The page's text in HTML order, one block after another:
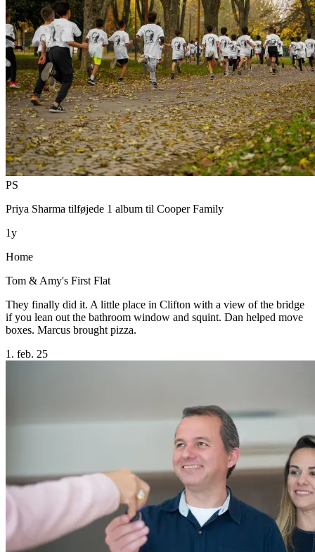
PS
Priya Sharma tilføjede 1 album til Cooper Family
1y
Home
Tom & Amy's First Flat
They finally did it. A little place in Clifton with a view of the bridge
if you lean out the bathroom window and squint. Dan helped move
boxes. Marcus brought pizza.
1. feb. 25